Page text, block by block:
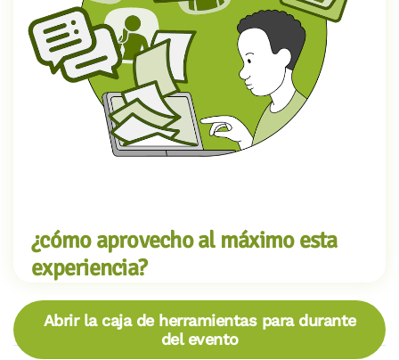
¿cómo aprovecho al máximo esta
experiencia?
Abrir la caja de herramientas para durante
del evento